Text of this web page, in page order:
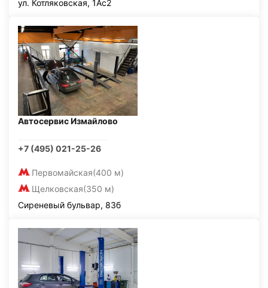
ул. Котляковская, 1Ас2
Автосервис Измайлово
+7 (495) 021-25-26
Первомайская(400 м)
Щелковская(350 м)
Сиреневый бульвар, 83б